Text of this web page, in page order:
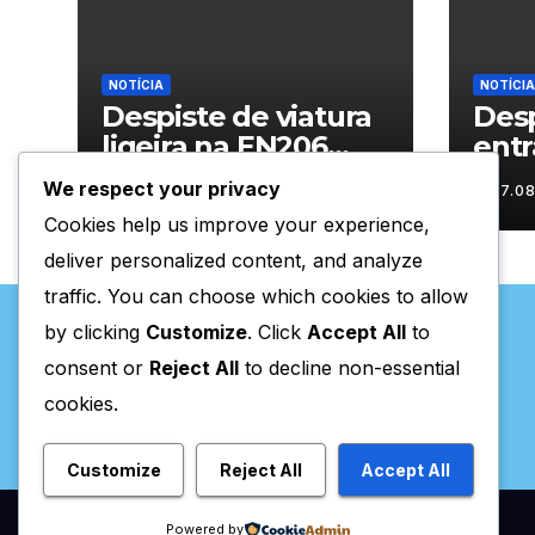
NOTÍCIA
Despiste de viatura
ligeira na EN206
junto ao
cruzamento Fornos
do Pinhal
07.08.2026
NOTÍCIA
Valpaços Online
We respect your privacy
Cookies help us improve your experience,
deliver personalized content, and analyze
traffic. You can choose which cookies to allow
by clicking Customize. Click Accept All to
consent or Reject All to decline non-essential
cookies.
Customize Reject All Accept All
Powered by